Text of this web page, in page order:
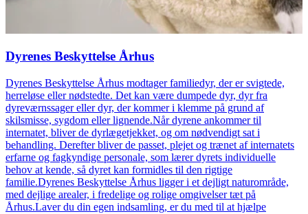
Dyrenes Beskyttelse Århus
Dyrenes Beskyttelse Århus modtager familiedyr, der er svigtede,
herreløse eller nødstedte. Det kan være dumpede dyr, dyr fra
dyreværnssager eller dyr, der kommer i klemme på grund af
skilsmisse, sygdom eller lignende.Når dyrene ankommer til
internatet, bliver de dyrlægetjekket, og om nødvendigt sat i
behandling. Derefter bliver de passet, plejet og trænet af internatets
erfarne og fagkyndige personale, som lærer dyrets individuelle
behov at kende, så dyret kan formidles til den rigtige
familie.Dyrenes Beskyttelse Århus ligger i et dejligt naturområde,
med dejlige arealer, i fredelige og rolige omgivelser tæt på
Århus.Laver du din egen indsamling, er du med til at hjælpe